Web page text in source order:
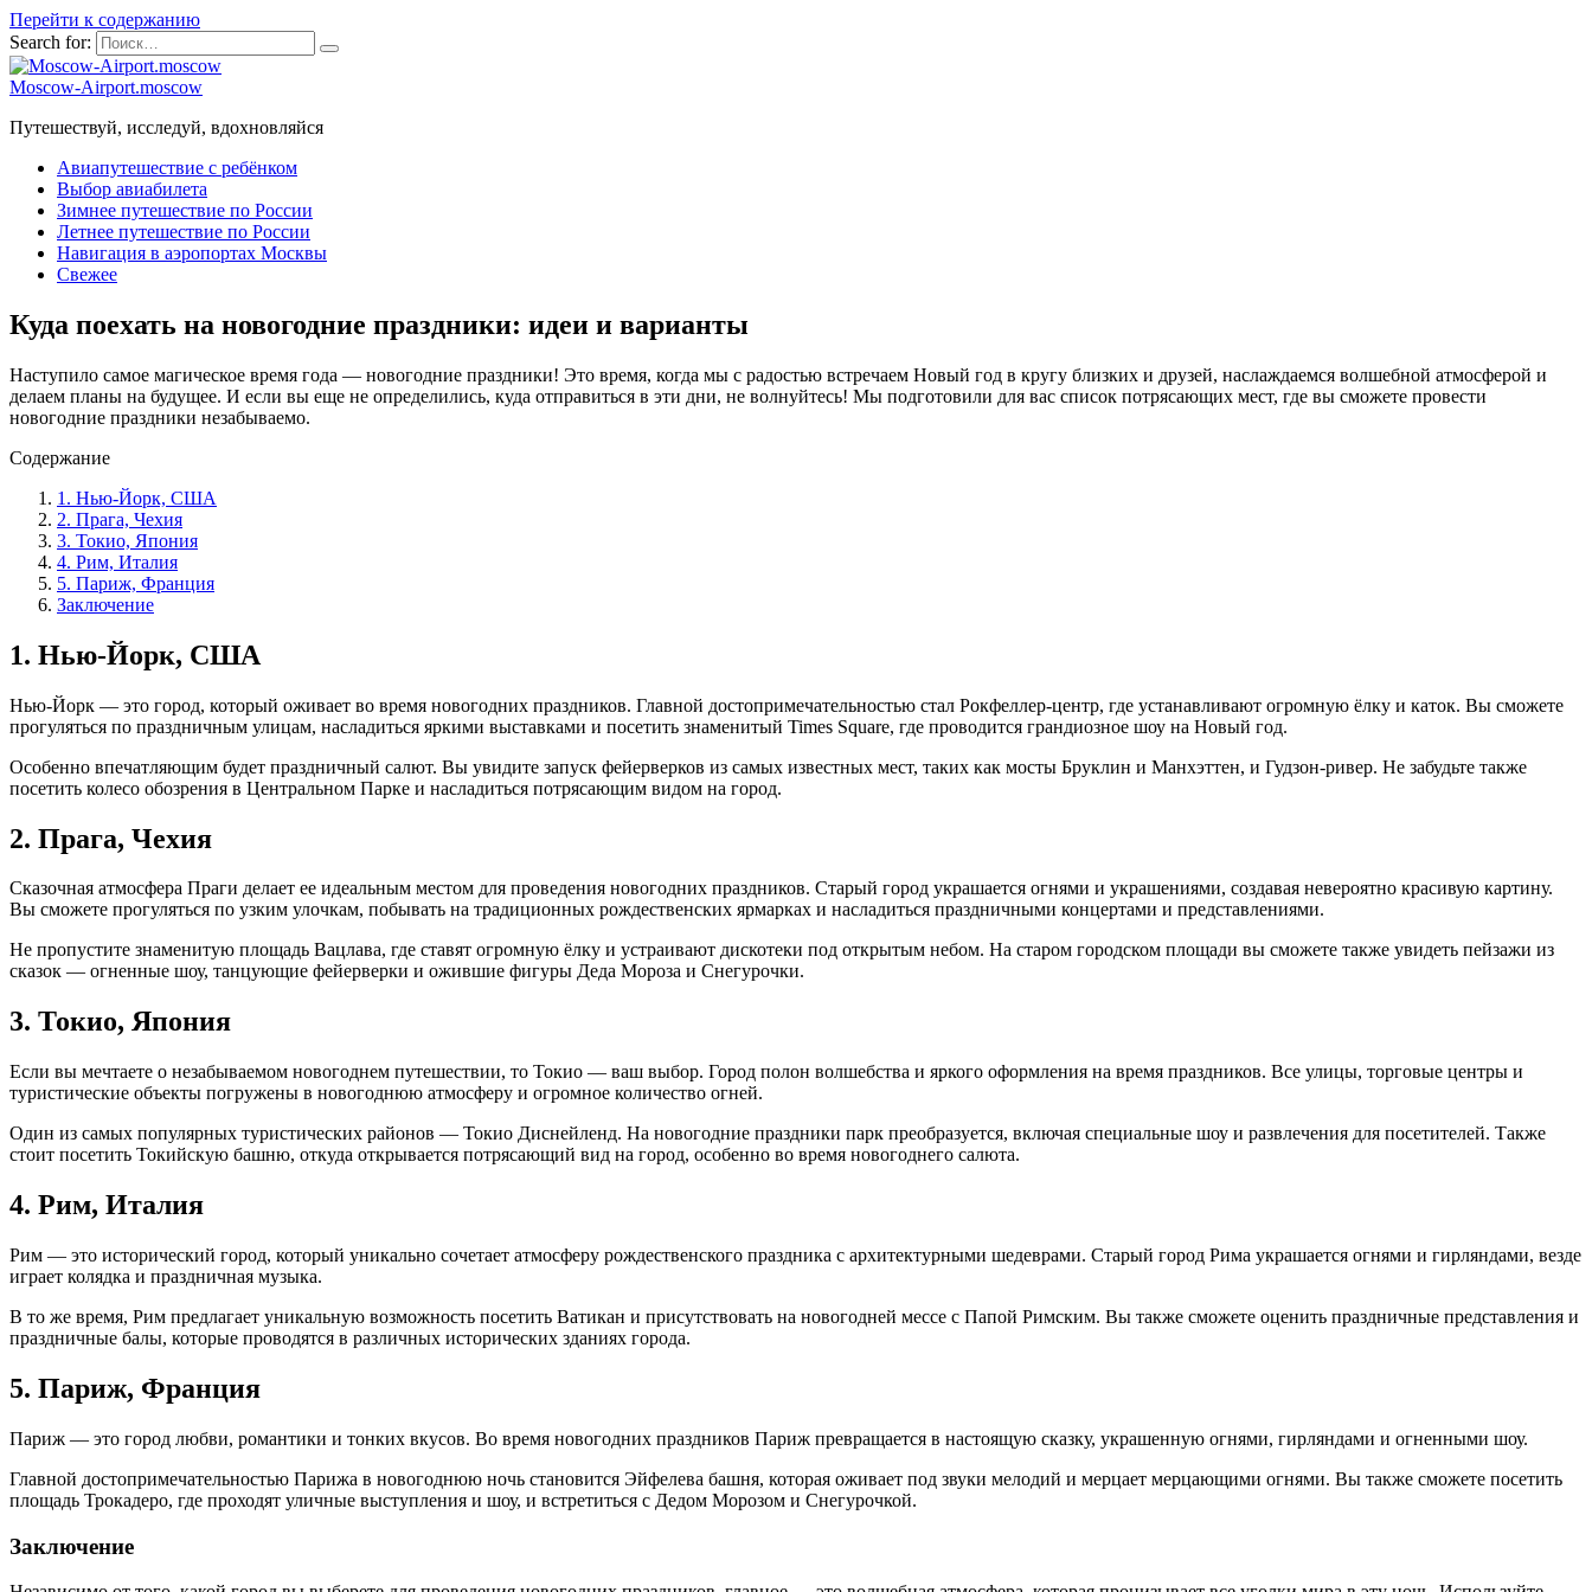
Перейти к содержанию
Search for:
Moscow-Airport.moscow
Путешествуй, исследуй, вдохновляйся
Авиапутешествие с ребёнком
Выбор авиабилета
Зимнее путешествие по России
Летнее путешествие по России
Навигация в аэропортах Москвы
Свежее
Куда поехать на новогодние праздники: идеи и варианты
Наступило самое магическое время года — новогодние праздники! Это время, когда мы с радостью встречаем Новый год в кругу близких и друзей, наслаждаемся волшебной атмосферой и
делаем планы на будущее. И если вы еще не определились, куда отправиться в эти дни, не волнуйтесь! Мы подготовили для вас список потрясающих мест, где вы сможете провести
новогодние праздники незабываемо.
Содержание
1. Нью-Йорк, США
2. Прага, Чехия
3. Токио, Япония
4. Рим, Италия
5. Париж, Франция
Заключение
1. Нью-Йорк, США
Нью-Йорк — это город, который оживает во время новогодних праздников. Главной достопримечательностью стал Рокфеллер-центр, где устанавливают огромную ёлку и каток. Вы сможете
прогуляться по праздничным улицам, насладиться яркими выставками и посетить знаменитый Times Square, где проводится грандиозное шоу на Новый год.
Особенно впечатляющим будет праздничный салют. Вы увидите запуск фейерверков из самых известных мест, таких как мосты Бруклин и Манхэттен, и Гудзон-ривер. Не забудьте также
посетить колесо обозрения в Центральном Парке и насладиться потрясающим видом на город.
2. Прага, Чехия
Сказочная атмосфера Праги делает ее идеальным местом для проведения новогодних праздников. Старый город украшается огнями и украшениями, создавая невероятно красивую картину.
Вы сможете прогуляться по узким улочкам, побывать на традиционных рождественских ярмарках и насладиться праздничными концертами и представлениями.
Не пропустите знаменитую площадь Вацлава, где ставят огромную ёлку и устраивают дискотеки под открытым небом. На старом городском площади вы сможете также увидеть пейзажи из
сказок — огненные шоу, танцующие фейерверки и ожившие фигуры Деда Мороза и Снегурочки.
3. Токио, Япония
Если вы мечтаете о незабываемом новогоднем путешествии, то Токио — ваш выбор. Город полон волшебства и яркого оформления на время праздников. Все улицы, торговые центры и
туристические объекты погружены в новогоднюю атмосферу и огромное количество огней.
Один из самых популярных туристических районов — Токио Диснейленд. На новогодние праздники парк преобразуется, включая специальные шоу и развлечения для посетителей. Также
стоит посетить Токийскую башню, откуда открывается потрясающий вид на город, особенно во время новогоднего салюта.
4. Рим, Италия
Рим — это исторический город, который уникально сочетает атмосферу рождественского праздника с архитектурными шедеврами. Старый город Рима украшается огнями и гирляндами, везде
играет колядка и праздничная музыка.
В то же время, Рим предлагает уникальную возможность посетить Ватикан и присутствовать на новогодней мессе с Папой Римским. Вы также сможете оценить праздничные представления и
праздничные балы, которые проводятся в различных исторических зданиях города.
5. Париж, Франция
Париж — это город любви, романтики и тонких вкусов. Во время новогодних праздников Париж превращается в настоящую сказку, украшенную огнями, гирляндами и огненными шоу.
Главной достопримечательностью Парижа в новогоднюю ночь становится Эйфелева башня, которая оживает под звуки мелодий и мерцает мерцающими огнями. Вы также сможете посетить
площадь Трокадеро, где проходят уличные выступления и шоу, и встретиться с Дедом Морозом и Снегурочкой.
Заключение